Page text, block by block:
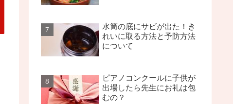
水筒の底にサビが出た！き
れいに取る方法と予防方法
について
ピアノコンクールに子供が
出場したら先生にお礼は包
むの？